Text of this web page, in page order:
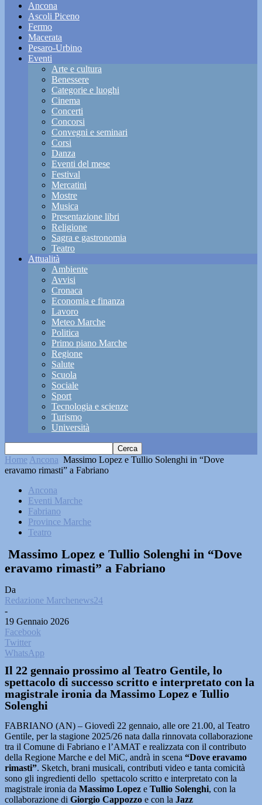
Ancona
Ascoli Piceno
Fermo
Macerata
Pesaro-Urbino
Eventi
Arte e cultura
Benessere
Categorie e luoghi
Cinema
Concerti
Concorsi
Convegni e seminari
Corsi
Danza
Eventi del mese
Festival
Mercatini
Mostre
Musica
Presentazione libri
Religione
Sagra e gastronomia
Teatro
Attualità
Ambiente
Avvisi
Cronaca
Economia e finanza
Lavoro
Meteo Marche
Politica
Primo piano Marche
Regione
Salute
Scuola
Sociale
Sport
Tecnologia e scienze
Turismo
Università
Home Ancona Massimo Lopez e Tullio Solenghi in “Dove
eravamo rimasti” a Fabriano
Ancona
Eventi Marche
Fabriano
Province Marche
Teatro
Massimo Lopez e Tullio Solenghi in “Dove
eravamo rimasti” a Fabriano
Da
Redazione Marchenews24
-
19 Gennaio 2026
Facebook
Twitter
WhatsApp
Il 22 gennaio prossimo al Teatro Gentile, lo
spettacolo di successo scritto e interpretato con la
magistrale ironia da Massimo Lopez e Tullio
Solenghi
FABRIANO (AN) – Giovedì 22 gennaio, alle ore 21.00, al Teatro
Gentile, per la stagione 2025/26 nata dalla rinnovata collaborazione
tra il Comune di Fabriano e l’AMAT e realizzata con il contributo
della Regione Marche e del MiC, andrà in scena “Dove eravamo
rimasti”. Sketch, brani musicali, contributi video e tanta comicità
sono gli ingredienti dello spettacolo scritto e interpretato con la
magistrale ironia da Massimo Lopez e Tullio Solenghi, con la
collaborazione di Giorgio Cappozzo e con la Jazz